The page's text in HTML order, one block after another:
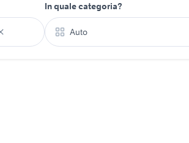
In quale categoria?
Auto